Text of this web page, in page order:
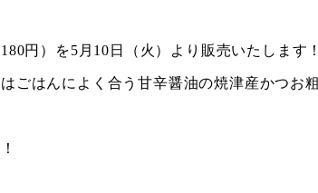
180円）を5月10日（火）より販売いたします！
ごはんによく合う甘辛醤油の焼津産かつお